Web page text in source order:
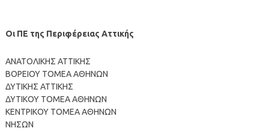
Οι ΠΕ της Περιφέρειας Αττικής
ΑΝΑΤΟΛΙΚΗΣ ΑΤΤΙΚΗΣ
ΒΟΡΕΙΟΥ ΤΟΜΕΑ ΑΘΗΝΩΝ
ΔΥΤΙΚΗΣ ΑΤΤΙΚΗΣ
ΔΥΤΙΚΟΥ ΤΟΜΕΑ ΑΘΗΝΩΝ
ΚΕΝΤΡΙΚΟΥ ΤΟΜΕΑ ΑΘΗΝΩΝ
ΝΗΣΩΝ